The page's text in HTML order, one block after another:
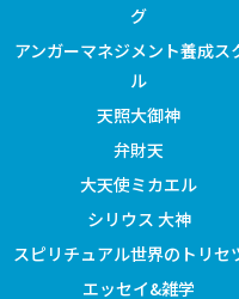
グ
アンガーマネジメント養成ス
ル
天照大御神
弁財天
大天使ミカエル
シリウス 大神
スピリチュアル世界のトリセ
エッセイ&雑学